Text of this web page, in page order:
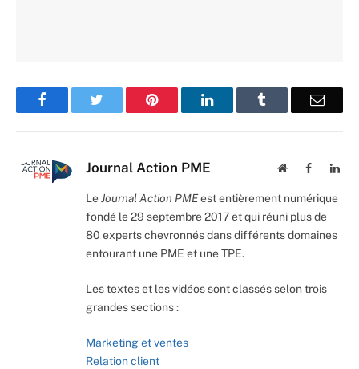
Facebook Pinterest LinkedIn Email
Journal Action PME WebsiteFacebook
LeJournal Action PMEest entièrement numérique
fondé le 29 septembre 2017 et qui réuni plus de
80 experts chevronnés dans différents domaines
entourant une PME et une TPE.
Les textes et les vidéos sont classés selon trois
grandes sections :
Marketing et ventes
Relation client